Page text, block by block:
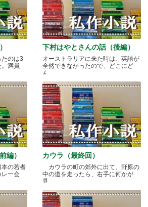
のは3
満員
下村はやとさんの話（後編）
オーストラリアに来た時は、英語が
全然できなかったので、どこにど
ん.....
編）
本の若者
レー会
カウラ（最終回）
カウラの町の郊外に出て、野原の
中の道を走ったら、右手に何かが
見.....